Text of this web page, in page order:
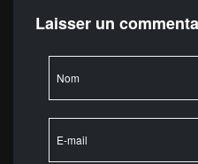
Laisser un